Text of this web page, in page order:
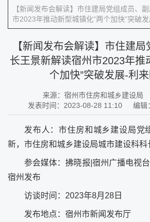
【新闻发布会解读】市住建局党组成员、
市2023年推动新型城镇化“两个加快”突破
【新闻发布会解读】市住建
长王景新解读宿州市2023年推
个加快”突破发展-利
来源：宿州市住房和城乡建设局
发表时间：2023-08-28 11:10
编辑
发布人：市住房和城乡建设局党
新，市住房和城乡建设局城市建设科科
参会媒体：拂晓报|宿州广播电视
宿州发布
访谈时间：2023年8月28日
发布地点：宿州市新闻发布厅